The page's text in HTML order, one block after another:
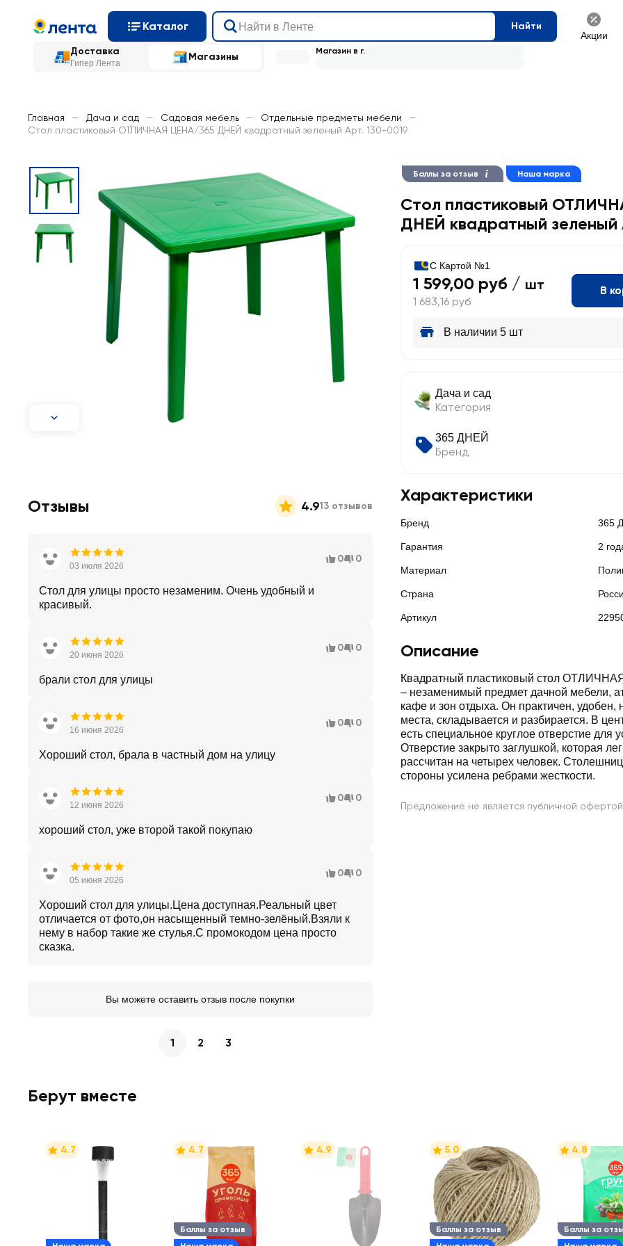
Каталог Найти
Акции
Доставка
Гипер Лента
Магазины Магазин в г.
Главная — Дача и сад — Садовая мебель — Отдельные предметы мебели
—
Стол пластиковый ОТЛИЧНАЯ ЦЕНА/365 ДНЕЙ квадратный зеленый Арт. 130-0019
Баллы за отзыв Наша марка
Стол пластиковый
ДНЕЙ квадратный зеленый
С Картой №1
1 599,00 руб / шт
1 683,16 руб
В
В наличии 5 шт
Дача и сад
Категория
365 ДНЕЙ
Бренд
Характеристики
Бренд 365
Гарантия 2
Материал
Страна
Артикул
Описание
Квадратный пластиковый стол
– незаменимый предмет дачной мебели,
кафе и зон отдыха. Он практичен, удобен,
места, складывается и разбирается. В
есть специальное круглое отверстие для
Отверстие закрыто заглушкой, которая
рассчитан на четырех человек.
стороны усилена ребрами жесткости.
Предложение не является публичной офертой
Отзывы 4.913 отзывов
03 июля 2026
0 0
Стол для улицы просто незаменим. Очень удобный и
красивый.
20 июня 2026
0 0
брали стол для улицы
16 июня 2026
0 0
Хороший стол, брала в частный дом на улицу
12 июня 2026
0 0
хороший стол, уже второй такой покупаю
05 июня 2026
0 0
Хороший стол для улицы.Цена доступная.Реальный цвет
отличается от фото,он насыщенный темно-зелёный.Взяли к
нему в набор такие же стулья.С промокодом цена просто
сказка.
Вы можете оставить отзыв после покупки
1 2 3
Берут вместе
4.7
Баллы за отзыв
4.7 4.9
Баллы за отзыв
5.0
Баллы за
4.8